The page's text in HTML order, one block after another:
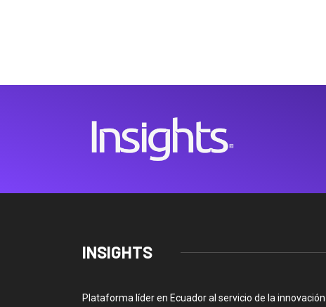
INSIGHTS
Plataforma líder en Ecuador al servicio de la innovación